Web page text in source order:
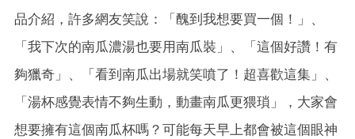
品介紹，許多網友笑說：「醜到我想要買一個！」、
「我下次的南瓜濃湯也要用南瓜裝」、「這個好讚！有
夠獵奇」、「看到南瓜出場就笑噴了！超喜歡這集」、
「湯杯感覺表情不夠生動，動畫南瓜更猥瑣」，大家會
想要擁有這個南瓜杯嗎？可能每天早上都會被這個眼神